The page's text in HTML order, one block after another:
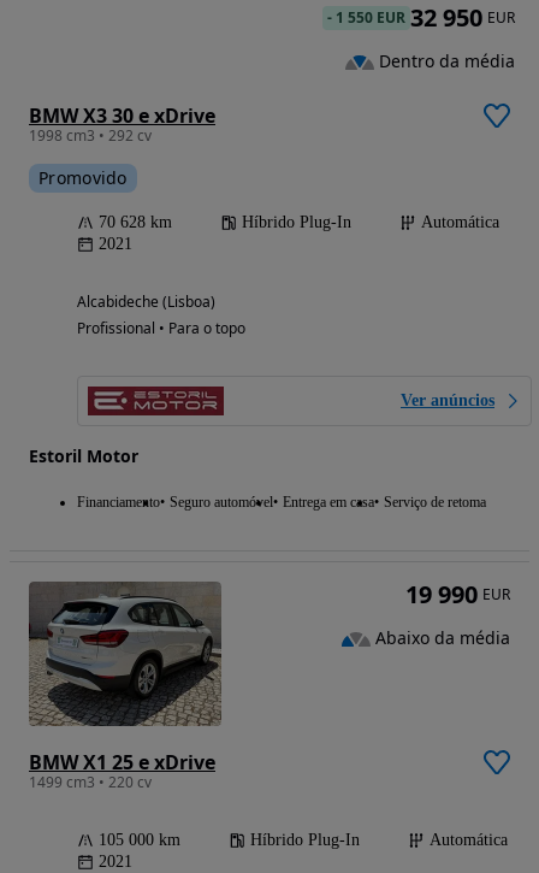
BMW X3 30 e xDrive
1998 cm3 • 292 cv
Promovido
70 628 km Híbrido Plug-In
Automática
2021
Alcabideche (Lisboa)
Profissional • Para o topo
Ver anúncios
Estoril Motor
Financiamento Seguro automóvel Entrega em casa Serviço de retoma
- 1 550 EUR 32 950 EUR
Dentro da média
BMW X1 25 e xDrive
1499 cm3 • 220 cv
105 000 km Híbrido Plug-In
Automática
2021
19 990 EUR
Abaixo da média